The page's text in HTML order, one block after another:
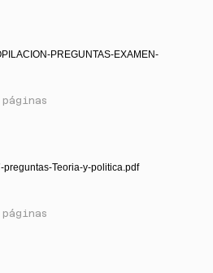
PREGUNTAS-EXAMEN-
preguntas-Teoria-y-politica.pdf